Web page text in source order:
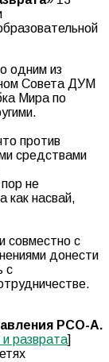
одним из
Совета ДУМ
Мира по
против
средствами
не
как насвай,
совместно с
донести
с
РСО-А.
разврата]